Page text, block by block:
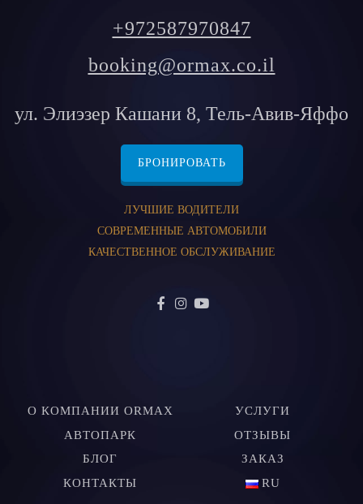
+972587970847
booking@ormax.co.il
ул. Элиэзер Кашани 8, Тель-Авив-Яффо
БРОНИРОВАТЬ
ЛУЧШИЕ ВОДИТЕЛИ
СОВРЕМЕННЫЕ АВТОМОБИЛИ
КАЧЕСТВЕННОЕ ОБСЛУЖИВАНИЕ
О КОМПАНИИ ORMAX
УСЛУГИ
АВТОПАРК
ОТЗЫВЫ
БЛОГ
ЗАКАЗ
КОНТАКТЫ
RU